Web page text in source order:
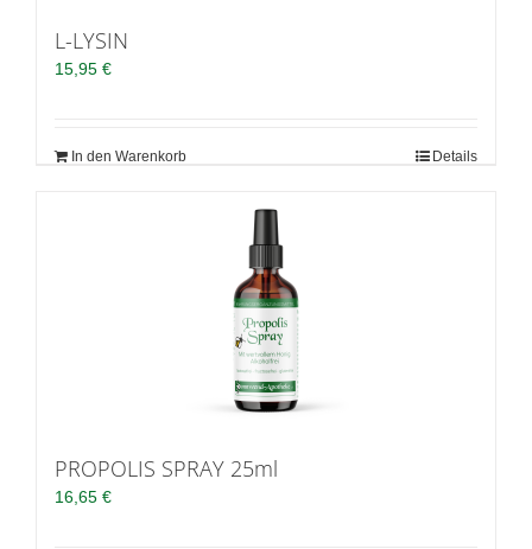
L-LYSIN
15,95 €
In den Warenkorb Details
PROPOLIS SPRAY 25ml
16,65 €